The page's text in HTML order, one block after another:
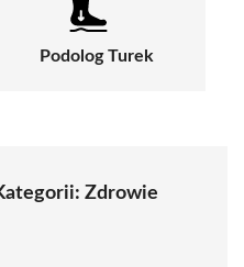
Podolog Turek
Zdrowie